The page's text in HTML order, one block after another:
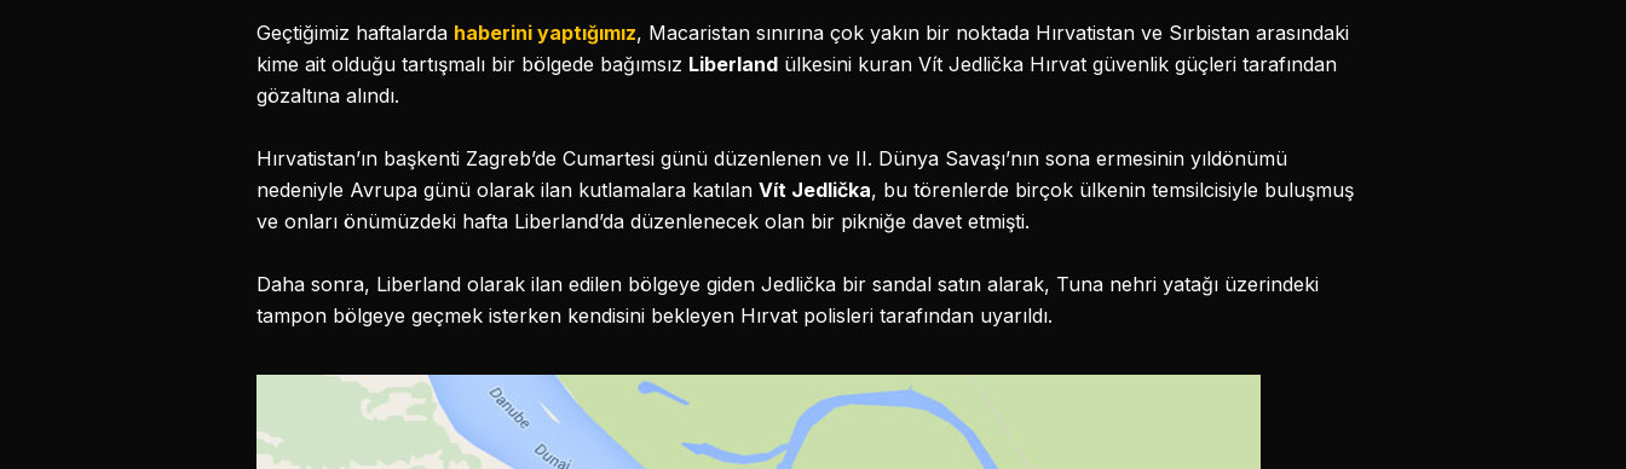
Geçtiğimiz haftalarda haberini yaptığımız, Macaristan sınırına çok yakın bir noktada Hırvatistan ve Sırbistan arasındaki
kime ait olduğu tartışmalı bir bölgede bağımsız Liberland ülkesini kuran Vít Jedlička Hırvat güvenlik güçleri tarafından
gözaltına alındı.
Hırvatistan’ın başkenti Zagreb’de Cumartesi günü düzenlenen ve II. Dünya Savaşı’nın sona ermesinin yıldönümü
nedeniyle Avrupa günü olarak ilan kutlamalara katılan Vít Jedlička, bu törenlerde birçok ülkenin temsilcisiyle buluşmuş
ve onları önümüzdeki hafta Liberland’da düzenlenecek olan bir pikniğe davet etmişti.
Daha sonra, Liberland olarak ilan edilen bölgeye giden Jedlička bir sandal satın alarak, Tuna nehri yatağı üzerindeki
tampon bölgeye geçmek isterken kendisini bekleyen Hırvat polisleri tarafından uyarıldı.